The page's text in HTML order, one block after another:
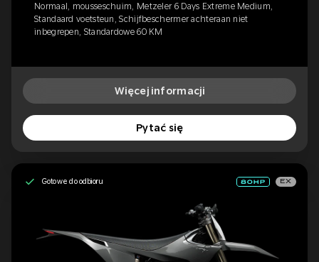
Normaal, mousseschuim, Metzeler 6 Days Extreme Medium,
Standaard voetsteun, Schijfbeschermer achteraan niet
inbegrepen, Standardowe 60 KM
Więcej informacji
Pytać się
Gotowe do odbioru EX